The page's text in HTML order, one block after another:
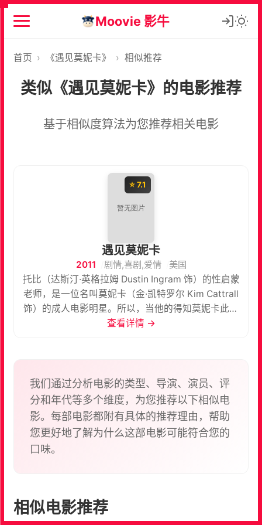
Moovie 影牛
首页 › 《遇见莫妮卡》 › 相似推荐
类似《遇见莫妮卡》的电影推荐
基于相似度算法为您推荐相关电影
⭐ 7.1
遇见莫妮卡
2011 剧情,喜剧,爱情
美国
托比（达斯汀·英格拉姆 Dustin Ingram 饰）的性启蒙
老师，是一位名叫莫妮卡（金·凯特罗尔 Kim Cattrall
饰）的成人电影明星。所以，当他的得知莫妮卡此时
正在几百英里开外的一个小镇上进行表演时，毫不犹
女明星之间，有着天壤之别。时光的流逝让莫妮卡再
也无法吃青春这碗饭了，如今她只能靠着在低端的夜
总会里表演脱衣舞来养活自己的孩子。托比的到来让
给莫妮卡灰暗的人生带来了一抹亮丽的光彩。
查看详情 →
我们通过分析电影的类型、导演、演员、评
分和年代等多个维度，为您推荐以下相似电
影。每部电影都附有具体的推荐理由，帮助
您更好地了解为什么这部电影可能符合您的
口味。
相似电影推荐